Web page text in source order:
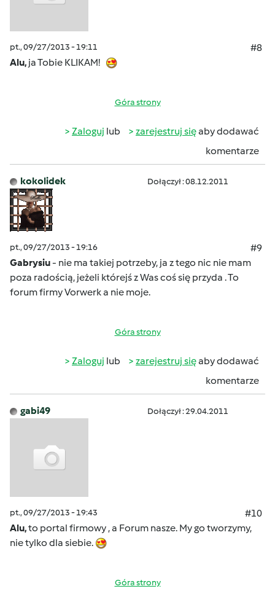
pt., 09/27/2013 - 19:11
#8
Alu, ja Tobie KLIKAM!
Góra strony
Zaloguj lub zarejestruj sięaby dodawać
komentarze
kokolidek Dołączył : 08.12.2011
pt., 09/27/2013 - 19:16
#9
Gabrysiu- nie ma takiej potrzeby, ja z tego nic nie mam
poza radością, jeżeli którejś z Was coś się przyda . To
forum firmy Vorwerk a nie moje.
Góra strony
Zaloguj lub zarejestruj sięaby dodawać
komentarze
gabi49 Dołączył : 29.04.2011
pt., 09/27/2013 - 19:43
#10
Alu,to portal firmowy , a Forum nasze. My go tworzymy,
nie tylko dla siebie.
Góra strony